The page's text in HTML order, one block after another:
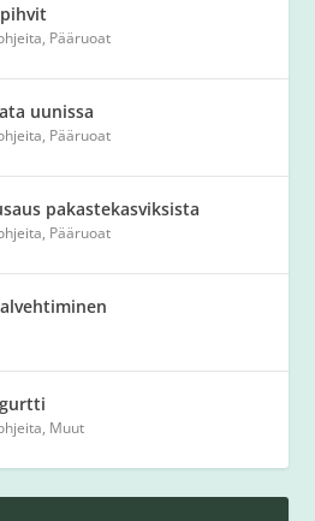
, Pääruoat
uunissa
, Pääruoat
pakastekasviksista
, Pääruoat
, Muut